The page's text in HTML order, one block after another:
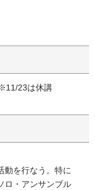
23は休講
動を行なう。特に
ロ・アンサンブル